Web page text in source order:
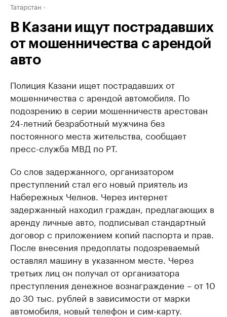
Татарстан
В Казани ищут пострадавших
от мошенничества с арендой
авто
Полиция Казани ищет пострадавших от
мошенничества с арендой автомобиля. По
подозрению в серии мошенничеств арестован
24-летний безработный мужчина без
постоянного места жительства, сообщает
пресс-служба МВД по РТ.
Со слов задержанного, организатором
преступлений стал его новый приятель из
Набережных Челнов. Через интернет
задержанный находил граждан, предлагающих в
аренду личные авто, подписывал стандартный
договор с приложением копий паспорта и прав.
После внесения предоплаты подозреваемый
оставлял машину в указанном месте. Через
третьих лиц он получал от организатора
преступления денежное вознаграждение – от 10
до 30 тыс. рублей в зависимости от марки
автомобиля, новый телефон и сим-карту.